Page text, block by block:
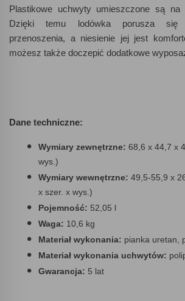
Plastikowe uchwyty umieszczone są na
Dzięki temu lodówka porusza się
przenoszenia, a niesienie jej jest
możesz także doczepić dodatkowe
Dane techniczne:
Wymiary zewnętrzne: 68,6 x 44,7 x
wys.)
Wymiary wewnętrzne: 49,5-55,9 x
x szer. x wys.)
Pojemność: 52,05 l
Waga: 10,6 kg
Materiał wykonania: pianka uretan,
Materiał wykonania uchwytów:
Gwarancja: 5 lat